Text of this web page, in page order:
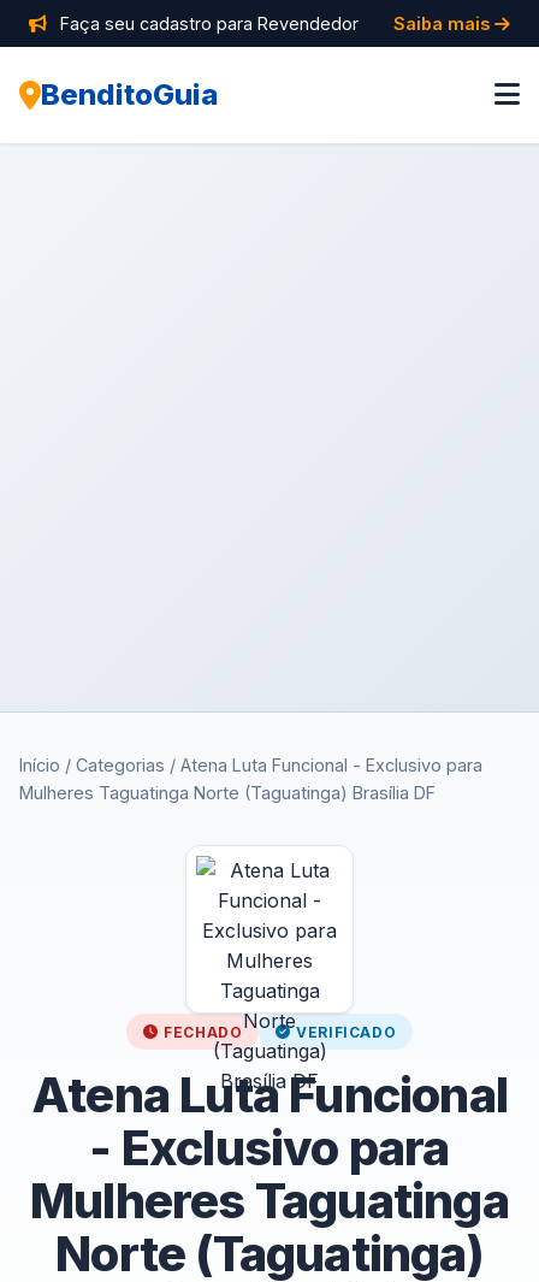
Faça seu cadastro para Revendedor Saiba mais
BenditoGuia
Início / Categorias / Atena Luta Funcional - Exclusivo para
Mulheres Taguatinga Norte (Taguatinga) Brasília DF
FECHADO VERIFICADO
Atena Luta Funcional
- Exclusivo para
Mulheres Taguatinga
Norte (Taguatinga)